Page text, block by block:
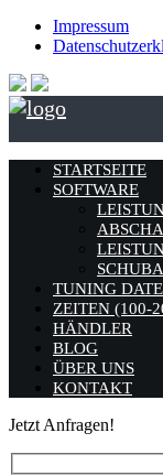
Impressum
STARTSEITE
SOFTWARE
TUNING
ZEITEN (100-
HÄNDLER
BLOG
ÜBER UNS
KONTAKT
Jetzt Anfragen!